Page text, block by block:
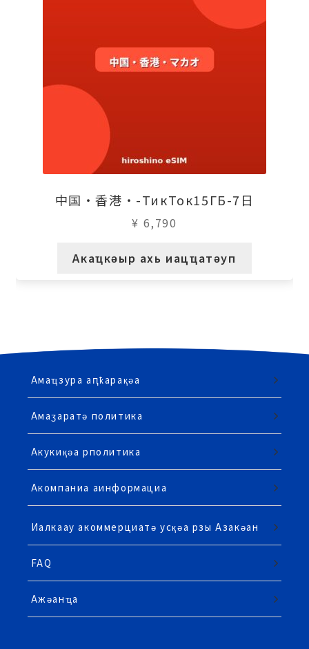
中国・香港・-ТикТок15ГБ-7日
¥ 6,790
Акаҵкәыр ахь иацҵатәуп
Амаҵзура аԥҟарақәа
Амаӡаратә политика
Акукиқәа рполитика
Акомпаниа аинформациа
Иалкаау акоммерциатә усқәа рзы Азакәан
FAQ
Ажәанҵа